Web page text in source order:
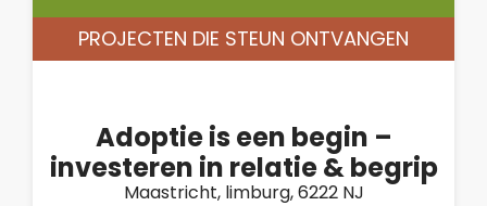
PROJECTEN DIE STEUN ONTVANGEN
Adoptie is een begin –
investeren in relatie & begrip
Maastricht, limburg, 6222 NJ